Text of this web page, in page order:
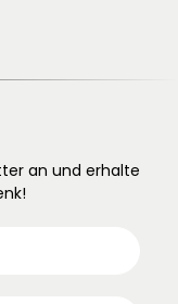
an und erhalte